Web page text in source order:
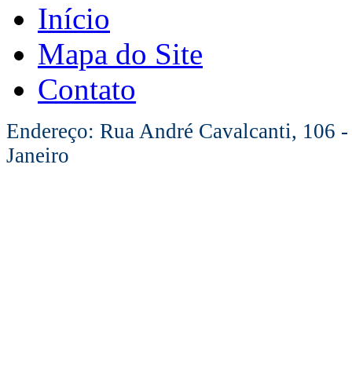
Início
Mapa do Site
Contato
Endereço: Rua André Cavalcanti, 106
Janeiro